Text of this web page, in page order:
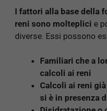
I fattori alla base della
reni sono molteplici e
diverse. Essi possono
Familiari che a
calcoli ai reni
Calcoli ai reni
si è in presenza